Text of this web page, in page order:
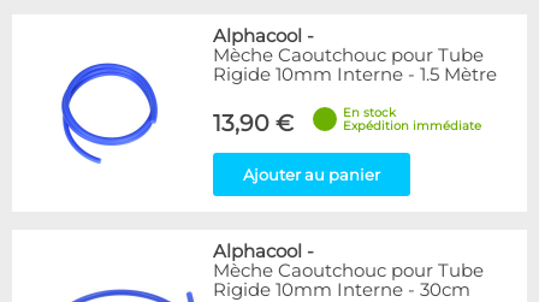
Alphacool -
Mèche Caoutchouc pour Tube
Rigide 10mm Interne - 1.5 Mètre
13,90 €
En stock
Expédition immédiate
Ajouter au panier
Alphacool -
Mèche Caoutchouc pour Tube
Rigide 10mm Interne - 30cm